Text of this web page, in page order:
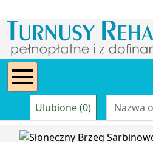
Ulubione (0)